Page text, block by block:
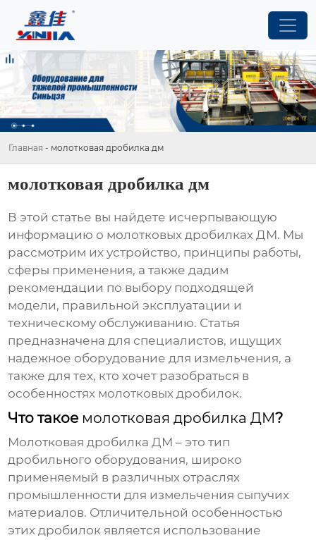
Главная - молотковая дробилка дм
молотковая дробилка дм
В этой статье вы найдете исчерпывающую
информацию о молотковых дробилках ДМ. Мы
рассмотрим их устройство, принципы работы,
сферы применения, а также дадим
рекомендации по выбору подходящей
модели, правильной эксплуатации и
техническому обслуживанию. Статья
предназначена для специалистов, ищущих
надежное оборудование для измельчения, а
также для тех, кто хочет разобраться в
особенностях молотковых дробилок.
Что такое молотковая дробилка ДМ?
Молотковая дробилка ДМ – это тип
дробильного оборудования, широко
применяемый в различных отраслях
промышленности для измельчения сыпучих
материалов. Отличительной особенностью
этих дробилок является использование